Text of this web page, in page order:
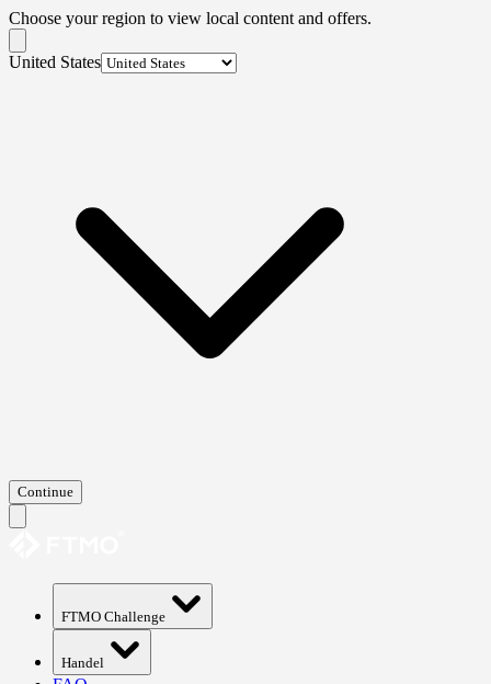
Choose your region to view local content and offers.
United States
Continue
FTMO Challenge
Handel